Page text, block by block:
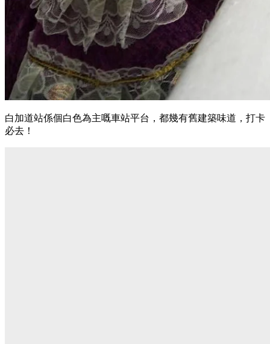
白加道站係個白色為主嘅車站平台，都幾有舊建築味道，打卡
必去！